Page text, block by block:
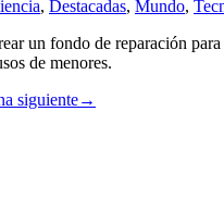
, Destacadas, Mundo,
un fondo de reparación
de menores.
siguiente→